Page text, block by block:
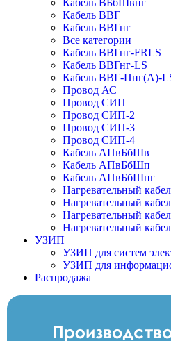
Кабель ВБбШвнг
Кабель ВВГ
Кабель ВВГнг
Все категории
Кабель ВВГнг-FRLS
Кабель ВВГнг-LS
Кабель ВВГ-Пнг(А)-
Провод АС
Провод СИП
Провод СИП-2
Провод СИП-3
Провод СИП-4
Кабель АПвБбШв
Кабель АПвБбШп
Кабель АПвБбШпг
Нагревательный
Нагревательный
Нагревательный
Нагревательный
УЗИП
УЗИП для систем
УЗИП для
Распродажа